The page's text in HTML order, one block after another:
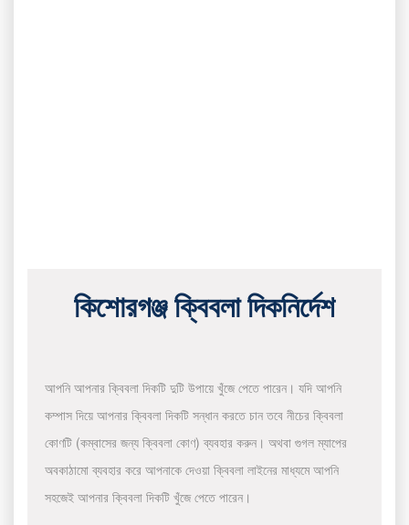
কিশোরগঞ্জ ক্বিবলা দিকনির্দেশ
আপনি আপনার ক্বিবলা দিকটি দুটি উপায়ে খুঁজে পেতে পারেন। যদি আপনি
কম্পাস দিয়ে আপনার ক্বিবলা দিকটি সন্ধান করতে চান তবে নীচের ক্বিবলা
কোণটি (কম্বাসের জন্য ক্বিবলা কোণ) ব্যবহার করুন। অথবা গুগল ম্যাপের
অবকাঠামো ব্যবহার করে আপনাকে দেওয়া ক্বিবলা লাইনের মাধ্যমে আপনি
সহজেই আপনার ক্বিবলা দিকটি খুঁজে পেতে পারেন।